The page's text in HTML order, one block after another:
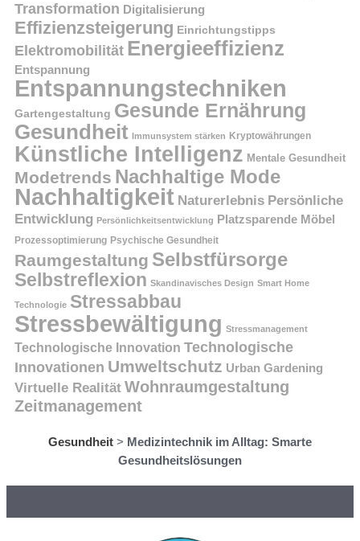
Transformation Digitalisierung
Effizienzsteigerung Einrichtungstipps
Elektromobilität Energieeffizienz
Entspannung
Entspannungstechniken
Gartengestaltung Gesunde Ernährung
Gesundheit Immunsystem stärken Kryptowährungen
Künstliche Intelligenz Mentale Gesundheit
Modetrends Nachhaltige Mode
Nachhaltigkeit Naturerlebnis Persönliche
Entwicklung Persönlichkeitsentwicklung Platzsparende Möbel
Prozessoptimierung Psychische Gesundheit
Raumgestaltung Selbstfürsorge
Selbstreflexion Skandinavisches Design Smart Home
Technologie Stressabbau
Stressbewältigung Stressmanagement
Technologische Innovation Technologische
Innovationen Umweltschutz Urban Gardening
Virtuelle Realität Wohnraumgestaltung
Zeitmanagement
Gesundheit > Medizintechnik im Alltag: Smarte
Gesundheitslösungen